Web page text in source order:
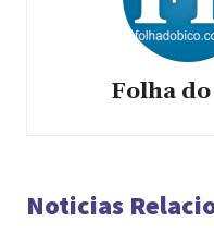
Folha
Noticias